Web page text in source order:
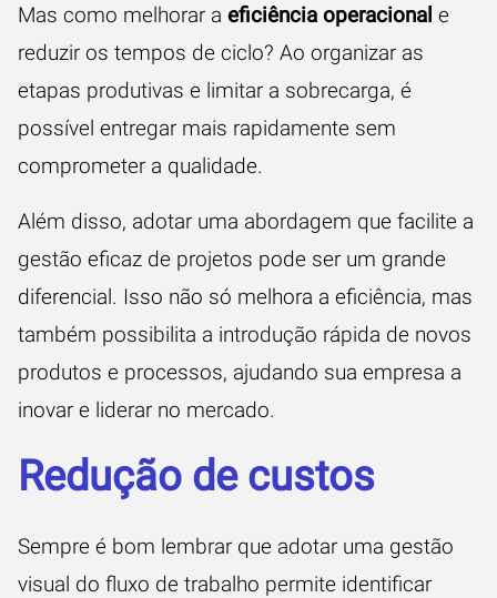
Mas como melhorar a eficiência operacional e
reduzir os tempos de ciclo? Ao organizar as
etapas produtivas e limitar a sobrecarga, é
possível entregar mais rapidamente sem
comprometer a qualidade.
Além disso, adotar uma abordagem que facilite a
gestão eficaz de projetos pode ser um grande
diferencial. Isso não só melhora a eficiência, mas
também possibilita a introdução rápida de novos
produtos e processos, ajudando sua empresa a
inovar e liderar no mercado.
Redução de custos
Sempre é bom lembrar que adotar uma gestão
visual do fluxo de trabalho permite identificar